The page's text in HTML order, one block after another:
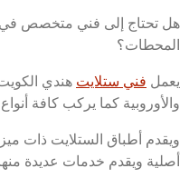
هل تحتاج إلى فني متخصص في
المحطات؟
يعمل فني ستلايت هندي
والأوروبية كما يركب كافة
أصلية ويقدم خدمات عديدة